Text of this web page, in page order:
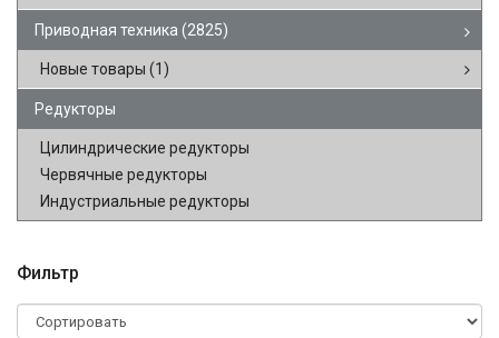
Приводная техника (2825)
Новые товары (1)
Редукторы
Цилиндрические редукторы
Червячные редукторы
Индустриальные редукторы
Фильтр